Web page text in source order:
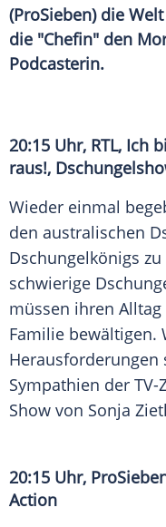
(ProSieben) die
die "Chefin" den
Podcasterin.
20:15 Uhr, RTL, Ich
raus!,
Wieder einmal
den australischen
Dschungelkönigs
schwierige
müssen ihren
Familie bewältigen.
Sympathien der
Show von Sonja
20:15 Uhr,
Action